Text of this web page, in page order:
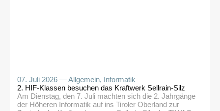
07. Juli 2026 —Allgemein,
Informatik
2. HIF-Klassen besuchen das Kraftwerk Sellrain-Silz
Am Dienstag, den 7. Juli machten sich die 2. Jahrgänge
der Höheren Informatik auf ins Tiroler Oberland zur